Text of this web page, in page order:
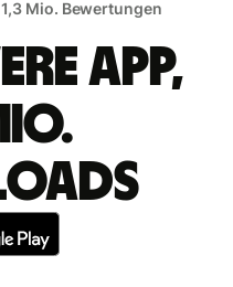
1,3 Mio. Bewertungen
App,